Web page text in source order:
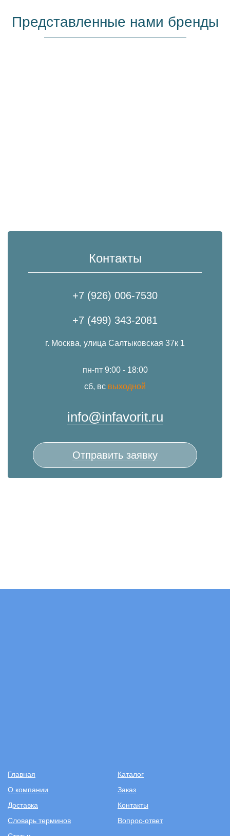
Представленные нами бренды
Контакты
+7 (926) 006-7530
+7 (499) 343-2081
г. Москва, улица Салтыковская 37к 1
пн-пт 9:00 - 18:00
сб, вс выходной
info@infavorit.ru
Отправить заявку
Главная
Каталог
О компании
Заказ
Доставка
Контакты
Словарь терминов
Вопрос-ответ